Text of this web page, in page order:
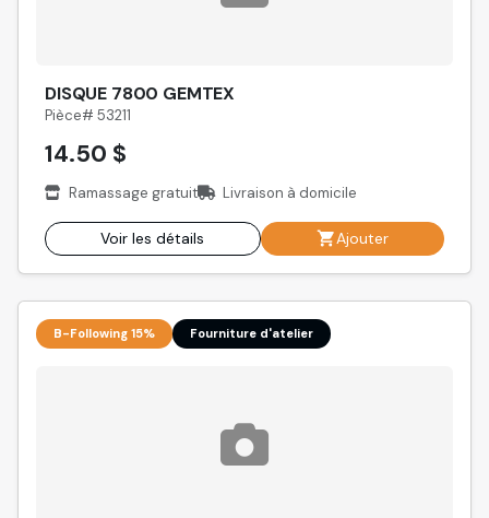
DISQUE 7800 GEMTEX
Pièce# 53211
14.50 $
Ramassage gratuit Livraison à domicile
Voir les détails Ajouter
B-Following 15% Fourniture d'atelier